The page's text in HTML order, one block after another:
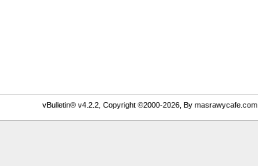
vBulletin® v4.2.2, Copyright ©2000-2026, By masrawycafe.com